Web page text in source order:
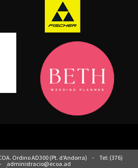
Ordino AD300 (Pt. d'Andorra) -
Tel: (376)
-
administracio@ecoa.ad